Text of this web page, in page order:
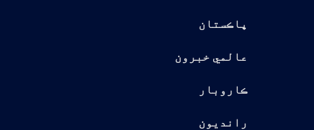
پاڪستان
عالمي خبرون
ڪاروبار
رانديون